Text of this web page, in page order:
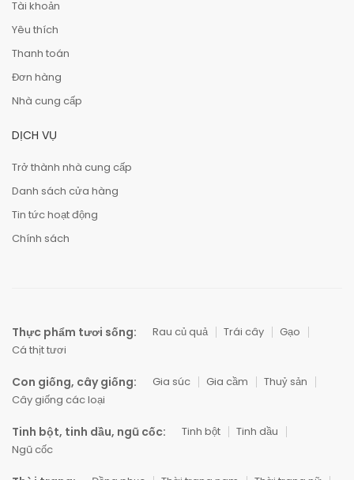
Tài khoản
Yêu thích
Thanh toán
Đơn hàng
Nhà cung cấp
DỊCH VỤ
Trở thành nhà cung cấp
Danh sách cửa hàng
Tin tức hoạt động
Chính sách
Thực phẩm tươi sống: Rau củ quả Trái cây
Gạo
Cá thịt tươi
Con giống, cây giống: Gia súc Gia cầm
Thuỷ sản
Cây giống các loại
Tinh bột, tinh dầu, ngũ cốc: Tinh bột
Tinh dầu
Ngũ cốc